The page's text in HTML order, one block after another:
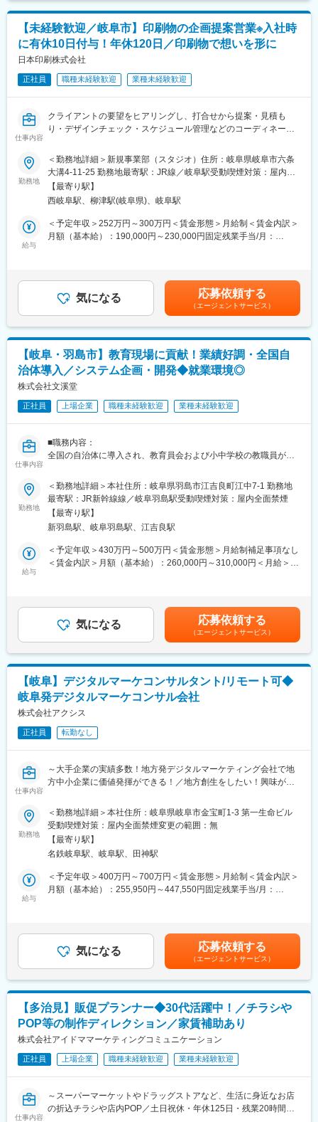
も行っています。
「ITを駆使して業界に変革を起こす」ことをミッションとし、口
コミ、SNS、実店舗（ブライダルサロン）ほか、顧客ニーズを敏
感に察知し、全社で情報を共有し、常にユーザビリティ重視のサ
イト改善をしています。
等）の企画提案
「事務所新設に伴いネットを繋ぎたい」、「防犯カメラを設置し
たい」などのニーズに対し、提案営業を行っていただきます。ま
た、新しい設備のニーズや企業のPR、HP制作のニーズをキャッ
チいただき、企画提案営業も行っていただきます。
※お取引先からの問い合わせや既存のお客様からの紹介案件がメ
インです。
※その他、CATV局（他県含む）へのサーバー導入提案等もあ
り。
基本となる営業エリア（可児市、御嵩町）では抜群の会社知名度
があります。
■キャリアパス：
とを理解しながら徐々にステップアップし、将来的にはマネジメ
ント職を担っていただきます。
代女性1名）の社員が活躍しています。和気あいあいとした中で、
活発な意見交換、情報共有を行っています。
残業は月10時間程度、1分単位で残業時間を申告していただけま
す。
■魅力：
・プライベートとも両立◎
有給の保有期間３年、有給取得日数7割、転勤なし、土日祝休みと
プライベートとも両立しやすい環境です。
・社風◎
※近隣の美濃加茂市や多治見市をはじめ、岐阜市や名古屋市、遠
くは豊田市など、エリア外在住の従業員が
【未経験歓迎／岐阜市】印刷物の企画提案営業※入社時
に有休10日付与！年休120日／印刷物で想いを形に
日本印刷株式会社
正社員 職種未経験歓迎 業種未経験歓迎
仕事内容
クライアントの要望をヒアリングし、打合せから提案・見積も
り・デザインチェック・スケジュール管理などのコーディネート
＜具体的な業務＞
・新商品の企画、提案
・環境に配慮した新素材を用いた印刷物の発注、納期管理
・通販サイトの商品情報の入力、ページ更新
・園芸用ラベルの在庫管理
■業務の特徴：
す。
・出張：展示会の際、千葉や東京へ出張が発生します。頻度は多
くて月に２回、数か月ないこともあり、頻度はまちまちです。
入社後は丁寧なマニュアルと先輩社員のサポートを受けながら、
業務に慣れていただきます。未経験者でも安心してスタートでき
る環境が整っています。
新商品のマーケティング戦略立案や新規顧客の開拓など、さらな
るキャリアアップを目指していただきます。
■組織体制：
営業職には現在、60代のベテラン社員1名と20代の男女2名が在籍
しています。フレンドリーな職場環境で、若手社員も活躍してい
ます。
■企業の特徴／魅力：
創業113年の歴史を誇る総合印刷会社で、環境保全やSDGsに積極
的に取り組んでいます。育児休業や介護休業の取得実績が豊富
で、働きやすい環境が整っています。
変更の範囲：会社の定める業務
勤務地
＜勤務地詳細＞新規事業部（スタジオ）住所：岐阜県岐阜市六条
大溝4-11-25 勤務地最寄駅：JR線／岐阜駅受動喫煙対策：屋内全
面禁煙変更の範囲：会社の定める事業所
【最寄り駅】
西岐阜駅、柳津駅(岐阜県)、岐阜駅
給与
＜予定年収＞252万円～300万円＜賃金形態＞月給制＜賃金内訳＞
月額（基本給）：190,000円～230,000円固定残業手当/月：
＞上記予定年収に賞与は含まれておりません。■昇給：年1回（4
月）■賞与：年2回（7月・12月）※経験･能力等を考慮の上､給与を
決定させていただきます。賃金はあくまでも目安の金額であり、
選考を通じて上下する可能性があります。月給(月額)は固定手当を
含めた表記です。
気になる 応募依頼する
（エージェントサービス）
【岐阜・羽島市】教育現場に貢献！業績好調・全国自
治体導入／システム企画・開発◆就業環境◎
株式会社文溪堂
正社員 上場企業 職種未経験歓迎 業種未経験歓迎
仕事内容
■職務内容：
全国の自治体に導入され、教育員会および小中学校の教職員が利
心のケア図るシステム「ここタン」、学校の教職員や児童生徒、
保護者の皆様をつなぐ連絡帳システム「スマート連絡帳」など自
社製品の企画、一部システムのサーバー・ネットワーク設計、導
入、運用保守をご経歴に合わせてお任せします。
■職務の特徴：
教育現場におけるDXの推進は、先生方の業務負担軽減に寄与する
いサービスを企画、提供することによって未来を担う子どもたち
の育成をお手伝いすることができ、教育に広く貢献できる夢のあ
新たなサービスの企画、委託先開発会社/自治体との仕様検討/調整
※１、自治体/学校のサポート、問い合わせに対する調査/対応、シ
ステムの導入、サーバー/ネットワークの調達※２
※1：実際の開発業務は外部の開発会社へ委託しております。
※2：基本的な設定は調達先へ委託しております。
■組織構成：
文教ソリューション部企画課は、９名で構成されています。
内７名が20代後半から30代前半の若い部署となっています。
◇業績好調◇
効果的にデジタルデータを活用し、基礎・基本 の定着や活用する
力の育成と評価を念頭におき、教師の負担軽減にも配慮しながら
教育現場のニーズに応えた改訂を行っております。近年のGIGAス
びを得られること、創造性を育む教育ICT環境の実現が求められて
います。
また、教師の業務の負担軽減を支援するソフトウエアの研究・開
発・充実に取り組み教育業界を支えております。
当社では、長年にわたり教育事業のノウハウを活用し企業価値の
向上に努めております。
勤務地
＜勤務地詳細＞本社住所：岐阜県羽島市江吉良町江中7-1 勤務地
最寄駅：JR新幹線線／岐阜羽島駅受動喫煙対策：屋内全面禁煙
【最寄り駅】
新羽島駅、岐阜羽島駅、江吉良駅
給与
＜予定年収＞430万円～500万円＜賃金形態＞月給制補足事項なし
＜賃金内訳＞月額（基本給）：260,000円～310,000円＜月給＞
す。月給(月額)は固定手当を含めた表記です。
気になる 応募依頼する
（エージェントサービス）
【岐阜】デジタルマーケコンサルタント/リモート可◆
岐阜発デジタルマーケコンサル会社
株式会社アクシス
正社員 転勤なし
仕事内容
～大手企業の実績多数！地方発デジタルマーケティング会社で地
方中小企業に価値発揮ができる！／地方創生をしたい！興味があ
?デジタルマーケティングで地方を盛り上げる！?
業種、業界を問わず、地方の中小企業をデジタルマーケティング
にて支援し、「結果を出すこと」にこだわり続け実績をつみあげ
てきています。
直近では下記のような結果を生み出すことができています。
※支援実績例
今後も地方発のデジタルマーケティング会社としてクライアント
様と伴奏しクライアント様の求める「結果」にコミットし続けて
クライアントの経営戦略に基づくデジタルマーケティング戦略と
戦術に関する専門的なコンサルティングサービスの提供をお任せ
します。
＜具体的には＞
・クライアントのデジタルマーケティング戦略の問題の特定と課
題設定
・デジタルマーケティング戦略に基づいた戦術の提案と実行
（SEO、リスティング広告、SNSなど）
・ベンダーコントロール
勤務地
＜勤務地詳細＞本社住所：岐阜県岐阜市金宝町1-3 第一生命ビル
受動喫煙対策：屋内全面禁煙変更の範囲：無
【最寄り駅】
名鉄岐阜駅、岐阜駅、田神駅
給与
＜予定年収＞400万円～700万円＜賃金形態＞月給制＜賃金内訳＞
月額（基本給）：255,950円～447,550円固定残業手当/月：
賞与実績：年2回（目標達成時に支払い）※目標達成金額に応じて
ボーナス支給金額が上がっていく制度となっております。賃金は
あくまでも目安の金額であり、選考を通じて上下する可能性があ
ります。月給(月額)は固定手当を含めた表記です。
気になる 応募依頼する
（エージェントサービス）
【多治見】販促プランナー◆30代活躍中！／チラシや
POP等の制作ディレクション／家賃補助あり
株式会社アイドママーケティングコミュニケーション
正社員 上場企業 職種未経験歓迎 業種未経験歓迎
仕事内容
～スーパーマーケットやドラッグストアなど、生活に身近なお店
の折込チラシや店内POP／土日祝休・年休125日・残業20時間程